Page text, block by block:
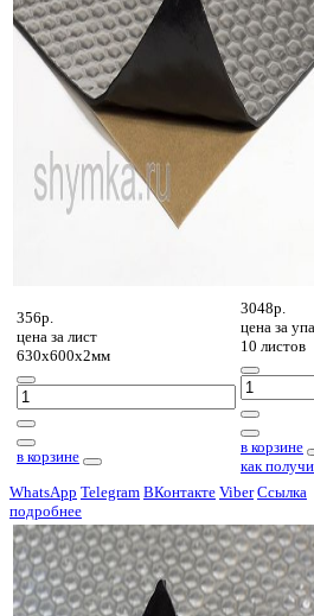
356р.
цена за лист
630х600х2мм
в корзине
3048р.
цена за
10 листов
в корзине
как
WhatsApp Telegram ВКонтакте Viber Ссылка
подробнее